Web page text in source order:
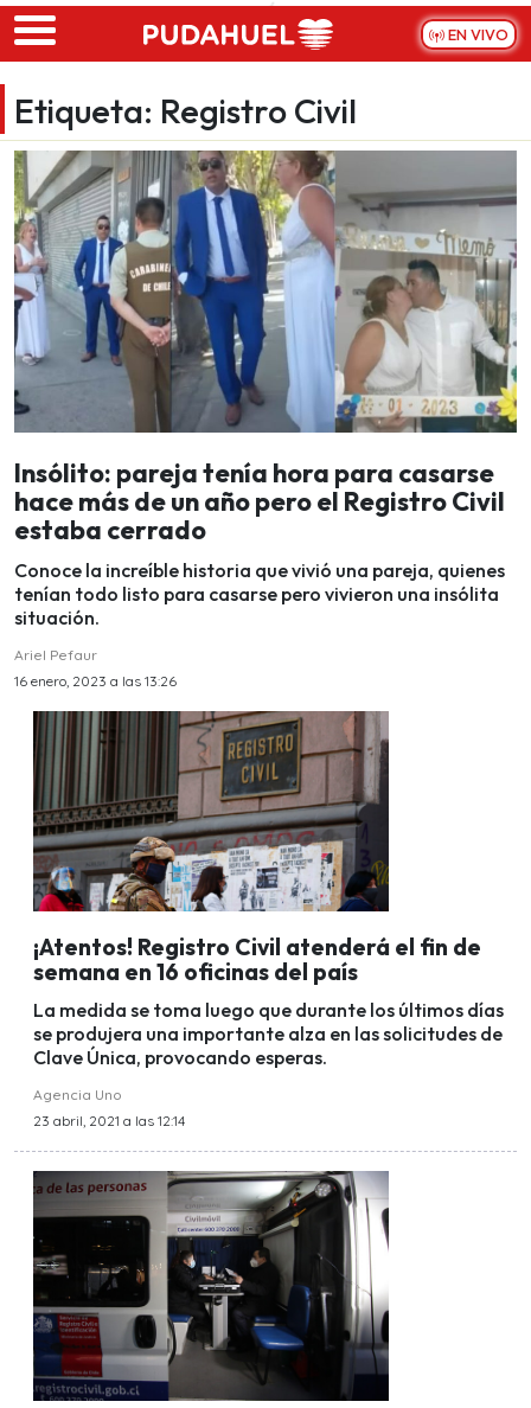
Skip to main content
EN VIVO
Etiqueta: Registro Civil
Insólito: pareja tenía hora para casarse
hace más de un año pero el Registro Civil
estaba cerrado
Conoce la increíble historia que vivió una pareja, quienes
tenían todo listo para casarse pero vivieron una insólita
situación.
Ariel Pefaur
16 enero, 2023 a las 13:26
¡Atentos! Registro Civil atenderá el fin de
semana en 16 oficinas del país
La medida se toma luego que durante los últimos días
se produjera una importante alza en las solicitudes de
Clave Única, provocando esperas.
Agencia Uno
23 abril, 2021 a las 12:14